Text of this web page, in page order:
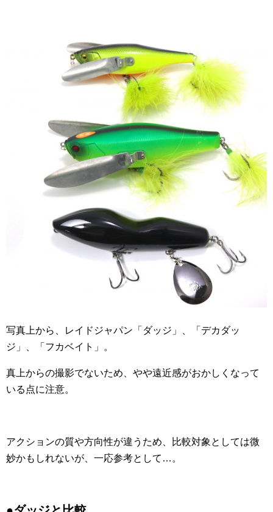
写真上から、レイドジャパン「ダッジ」、「デカダッ
ジ」、「フカベイト」。
真上からの撮影でないため、やや遠近感がおかしくなって
いる点に注意。
アクションの質や方向性が違うため、比較対象としては微
妙かもしれないが、一応参考として…。